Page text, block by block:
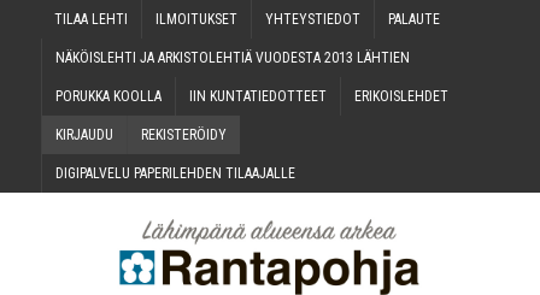
TILAA LEH­TI ILMOI­TUK­SET YHTEYS­TIE­DOT PALAU­TE
NÄKÖIS­LEH­TI JA ARKIS­TO­LEH­TIÄ VUO­DES­TA 2013 LÄHTIEN
PORUK­KA KOOLLA IIN KUN­TA­TIE­DOT­TEET ERI­KOIS­LEH­DET
KIR­JAU­DU REKIS­TE­RÖI­DY
DIGI­PAL­VE­LU PAPE­RI­LEH­DEN TILAAJALLE